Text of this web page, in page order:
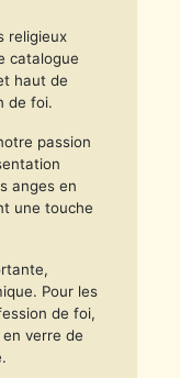
religieux
catalogue
haut de
de foi.
passion
anges en
une touche
Pour les
de foi,
verre de